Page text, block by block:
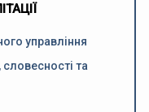
управління
та